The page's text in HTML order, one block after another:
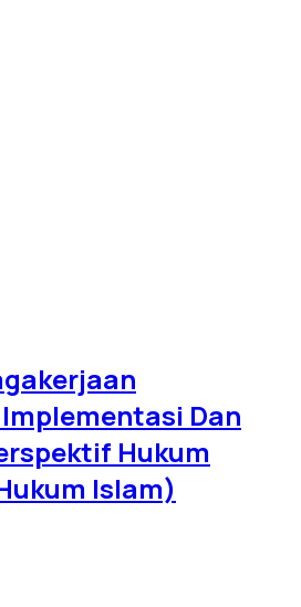
Dan
Hukum
Islam)